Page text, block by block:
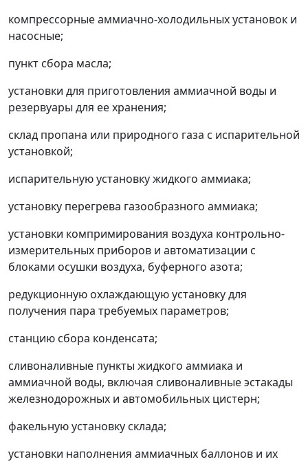
компрессорные аммиачно-холодильных установок и
насосные;
пункт сбора масла;
установки для приготовления аммиачной воды и
резервуары для ее хранения;
склад пропана или природного газа с испарительной
установкой;
испарительную установку жидкого аммиака;
установку перегрева газообразного аммиака;
установки компримирования воздуха контрольно-
измерительных приборов и автоматизации с
блоками осушки воздуха, буферного азота;
редукционную охлаждающую установку для
получения пара требуемых параметров;
станцию сбора конденсата;
сливоналивные пункты жидкого аммиака и
аммиачной воды, включая сливоналивные эстакады
железнодорожных и автомобильных цистерн;
факельную установку склада;
установки наполнения аммиачных баллонов и их